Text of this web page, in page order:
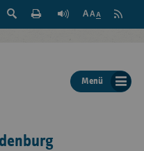
Suche
der
Seite
Feed
Menü